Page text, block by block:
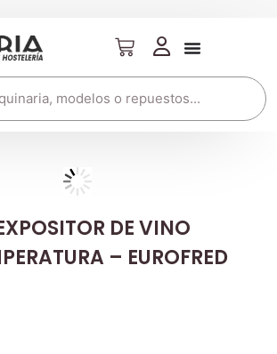
DE VINO
– EUROFRED